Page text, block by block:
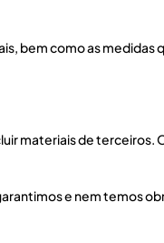
bem como as
materiais de terceiros.
e nem temos